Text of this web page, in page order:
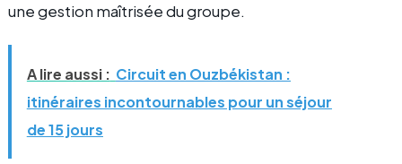
une gestion maîtrisée du groupe.
A lire aussi : Circuit en Ouzbékistan :
itinéraires incontournables pour un séjour
de 15 jours